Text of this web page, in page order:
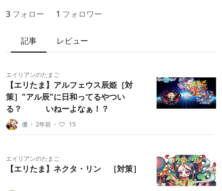
3 フォロー 1 フォロワー
記事 レビュー
エイリアンのたまご
【エリたま】アルフェウス辰姫［対
策］"アル辰"に日和ってるやつい
る？ いねーよなぁ！？
優 ・ 2年前 ・ 15
エイリアンのたまご
【エリたま】ネクタ・リン ［対策］